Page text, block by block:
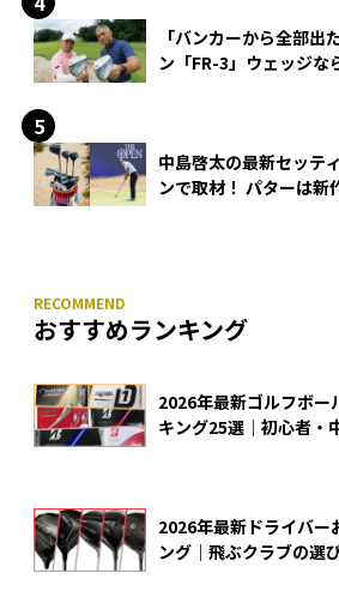
「バンカーから全部出
ン「FR-3」ウェッジな
中島啓太の最新セッテ
ンで取材！ パターは新
おすすめランキング
2026年最新ゴルフボー
キング25選｜初心者・
2026年最新ドライバー
ング｜飛ぶクラブの選